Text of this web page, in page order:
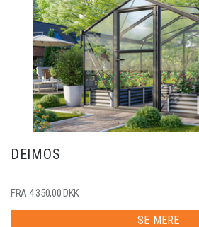
DEIMOS
FRA 4.350,00 DKK
SE MERE